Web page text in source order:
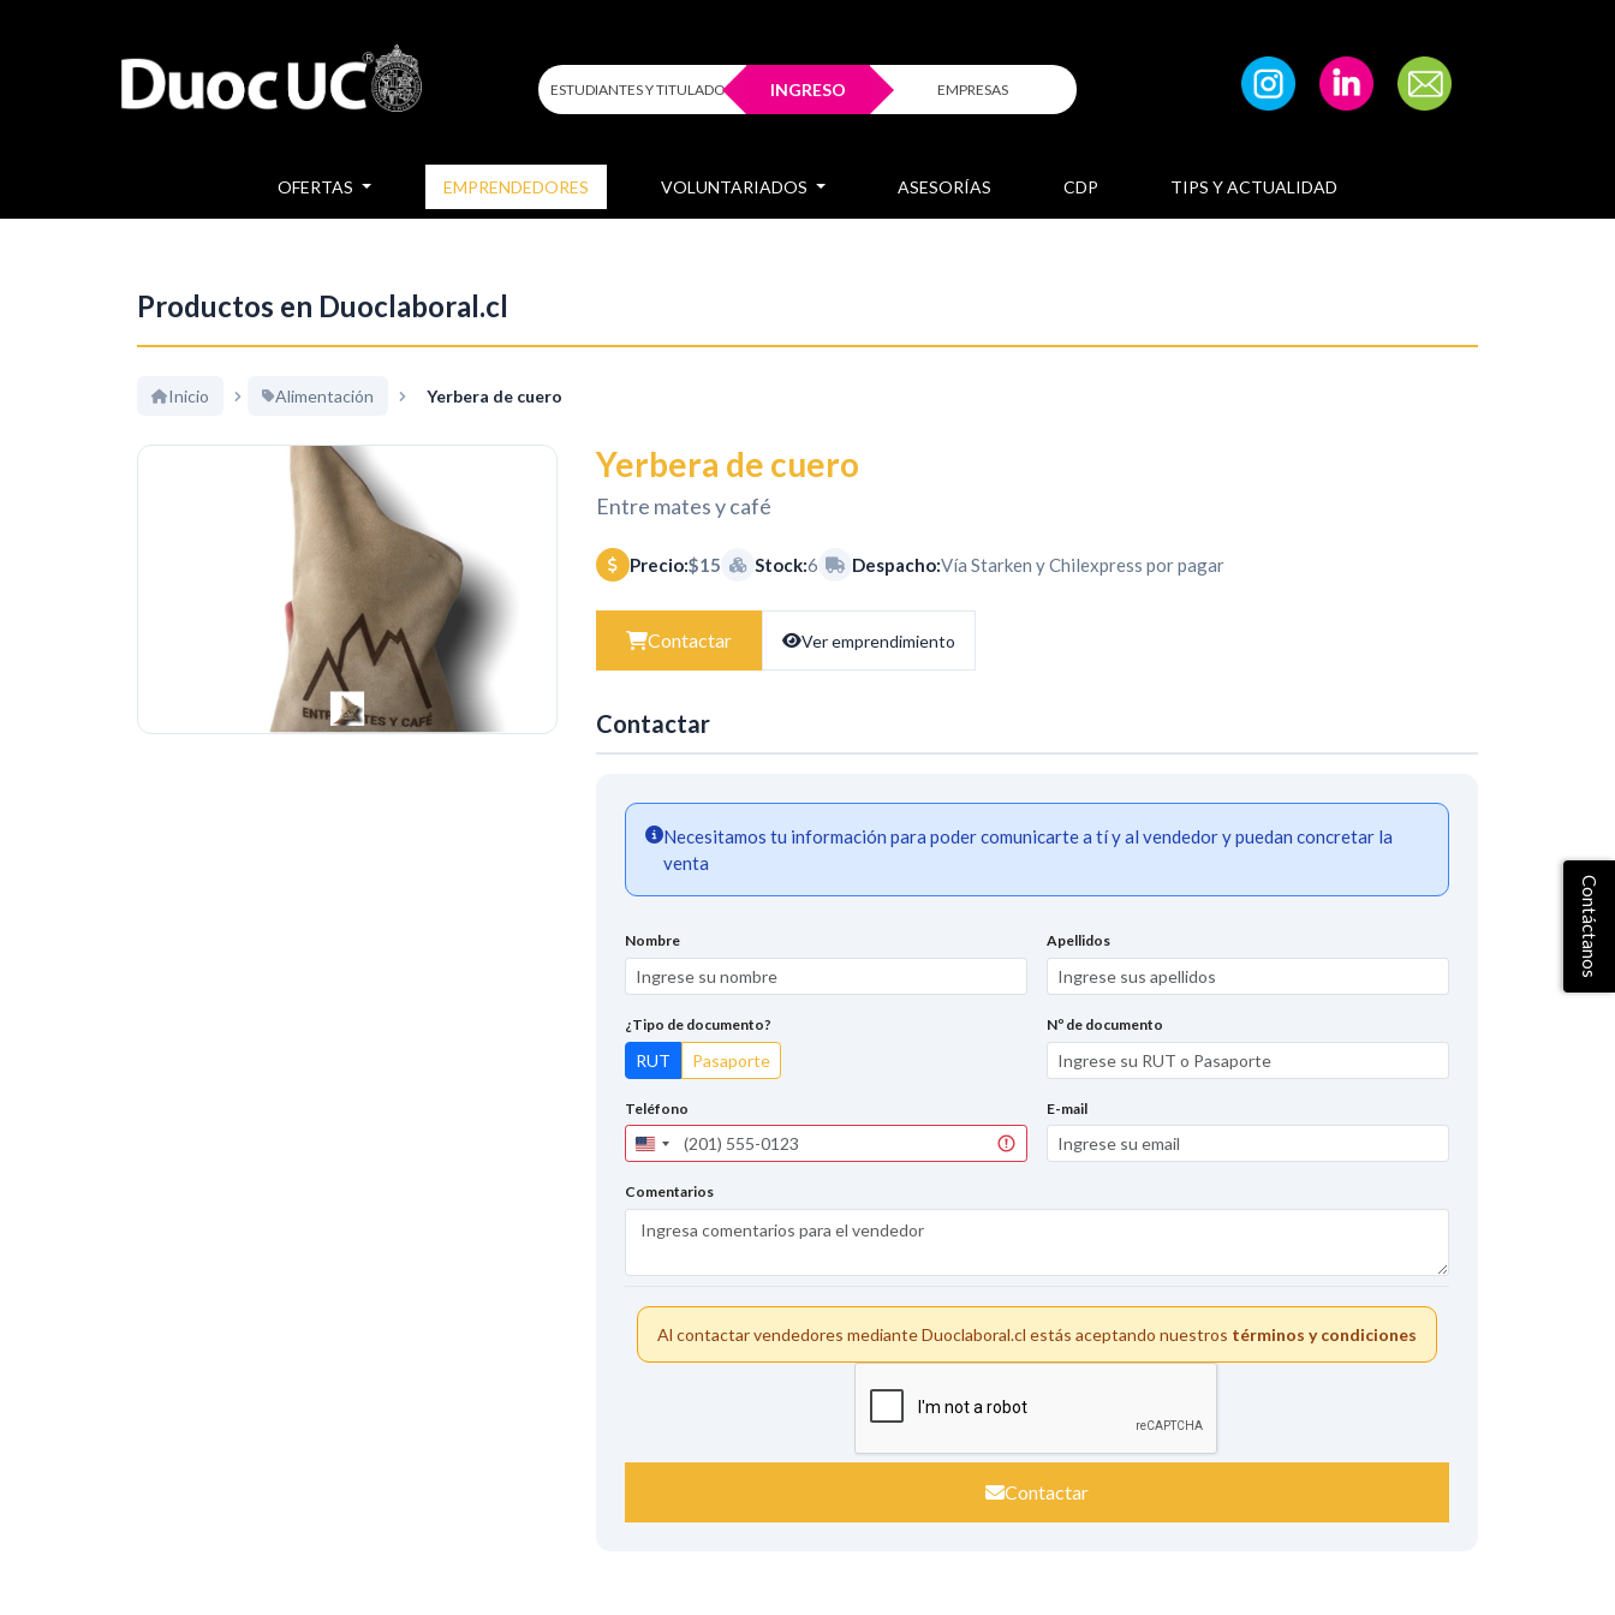
ESTUDIANTES Y TITULADOS INGRESO EMPRESAS
OFERTAS EMPRENDEDORES VOLUNTARIADOS ASESORÍAS CDP TIPS Y ACTUALIDAD
Productos en Duoclaboral.cl
Inicio Alimentación Yerbera de cuero
Yerbera de cuero
Entre mates y café
Precio:$15 Stock:6 Despacho:Vía Starken y Chilexpress por pagar
Contactar Ver emprendimiento
Contactar
Necesitamos tu información para poder comunicarte a tí y al vendedor y puedan concretar la
venta
Nombre Apellidos
¿Tipo de documento?
RUT Pasaporte
Nº de documento
Teléfono
United
+1
E-mail
Comentarios
Al contactar vendedores mediante Duoclaboral.cl estás aceptando nuestros términos y condiciones
Contactar
Contáctanos